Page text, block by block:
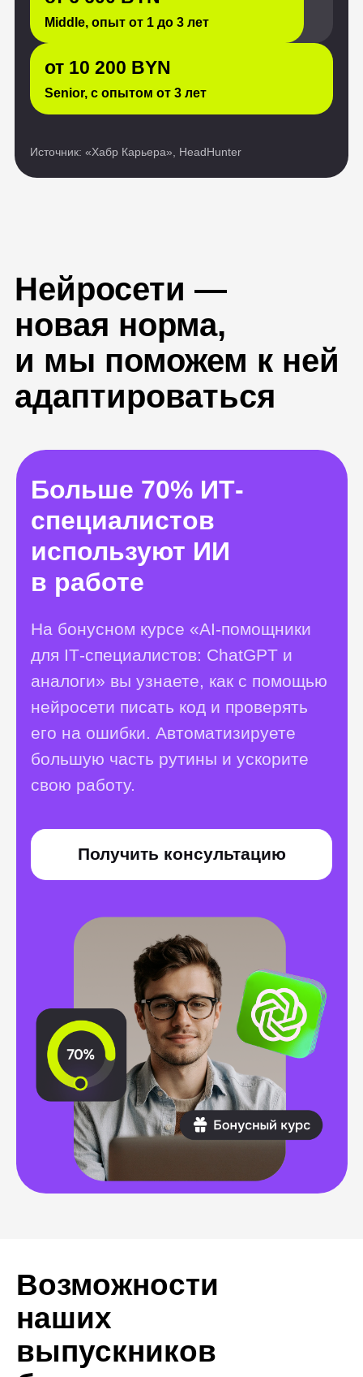
Нейросети —
новая норма,
и мы поможем к ней
адаптироваться
используют ИИ
в работе
На бонусном курсе «AI‑помощники
для IT‑специалистов: ChatGPT и
аналоги» вы узнаете, как с помощью
нейросети писать код и проверять
большую часть рутины и ускорите
свою работу.
Получить консультацию
Возможности
наших
выпускников
безграничны
Истории обычных людей,
преобразивших свои жизни
благодаря обучению ИТ-
профессии. Они восхищают нас
своей силой и вдохновляют
на подобные перемены.
лежа на больничной